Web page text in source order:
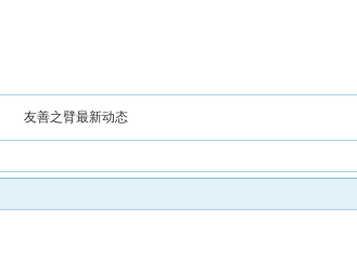
友善之臂最新动态